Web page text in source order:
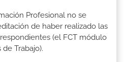
Profesional no se
de haber realizado las
(el FCT módulo
Trabajo).